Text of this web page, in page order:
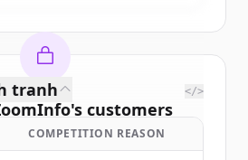
's customers
to view allcustomers
tranh </>
COMPETITION REASON